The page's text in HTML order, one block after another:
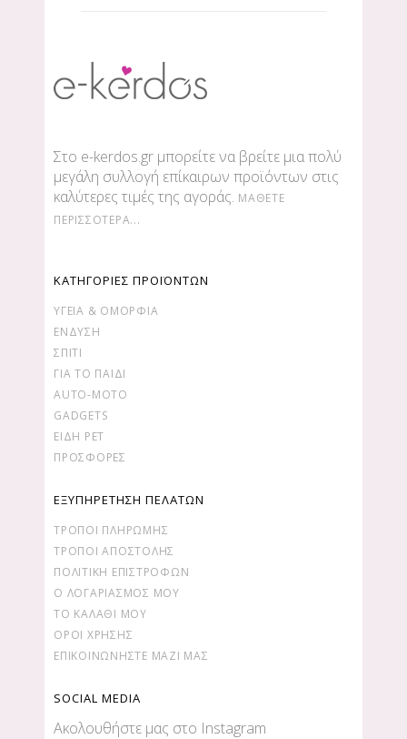
Στο e-kerdos.gr μπορείτε να βρείτε μια πολύ
μεγάλη συλλογή επίκαιρων προϊόντων στις
καλύτερες τιμές της αγοράς. ΜΆΘΕΤΕ
ΠΕΡΙΣΣΌΤΕΡΑ...
ΚΑΤΗΓΟΡΙΕΣ ΠΡΟΪΟΝΤΩΝ
ΥΓΕΊΑ & ΟΜΟΡΦΙΆ
ΕΝΔΥΣΗ
ΣΠΙΤΙ
ΓΙΑ ΤΟ ΠΑΙΔΙ
AUTO-MOTO
GADGETS
ΕΙΔΗ PET
ΠΡΟΣΦΟΡΕΣ
ΕΞΥΠΗΡΕΤΗΣΗ ΠΕΛΑΤΩΝ
ΤΡΌΠΟΙ ΠΛΗΡΩΜΉΣ
ΤΡΌΠΟΙ ΑΠΟΣΤΟΛΉΣ
ΠΟΛΙΤΙΚΉ ΕΠΙΣΤΡΟΦΏΝ
Ο ΛΟΓΑΡΙΑΣΜΌΣ ΜΟΥ
ΤΟ ΚΑΛΆΘΙ ΜΟΥ
ΌΡΟΙ ΧΡΉΣΗΣ
ΕΠΙΚΟΙΝΩΝΉΣΤΕ ΜΑΖΊ ΜΑΣ
SOCIAL MEDIA
Ακολουθήστε μας στο Instagram